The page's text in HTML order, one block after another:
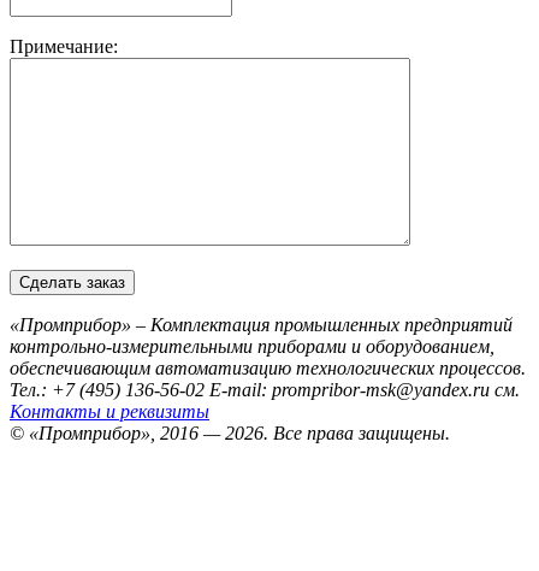
Примечание:
«Промприбор» – Комплектация промышленных предприятий
контрольно-измерительными приборами и оборудованием,
обеспечивающим автоматизацию технологических процессов.
Тел.: +7 (495) 136-56-02 E-mail: prompribor-msk@yandex.ru см.
Контакты и реквизиты
© «Промприбор», 2016 — 2026. Все права защищены.